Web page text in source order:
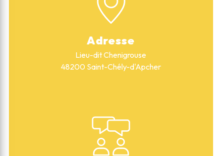
Adresse
Lieu-dit Chenigrouse
48200 Saint-Chély-d'Apcher